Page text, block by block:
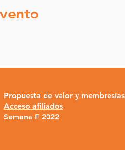
Propuesta de valor y membresias
Acceso afiliados
Semana F 2022